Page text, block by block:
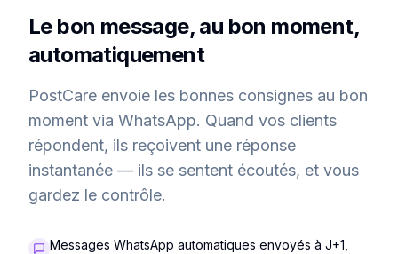
Le bon message, au bon moment,
automatiquement
PostCare envoie les bonnes consignes au bon
moment via WhatsApp. Quand vos clients
répondent, ils reçoivent une réponse
instantanée — ils se sentent écoutés, et vous
gardez le contrôle.
Messages WhatsApp automatiques envoyés à J+1,